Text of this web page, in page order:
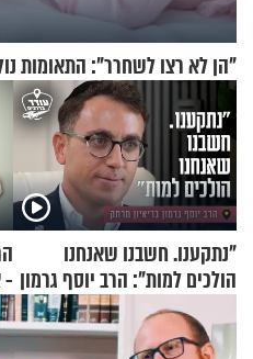
"הן לא רצו לשחרר": התאומות
"נתקענו. חשבנו שאנחנו
הולכים למות": הרב יוסף גרמון
בריאיון מרתק
-